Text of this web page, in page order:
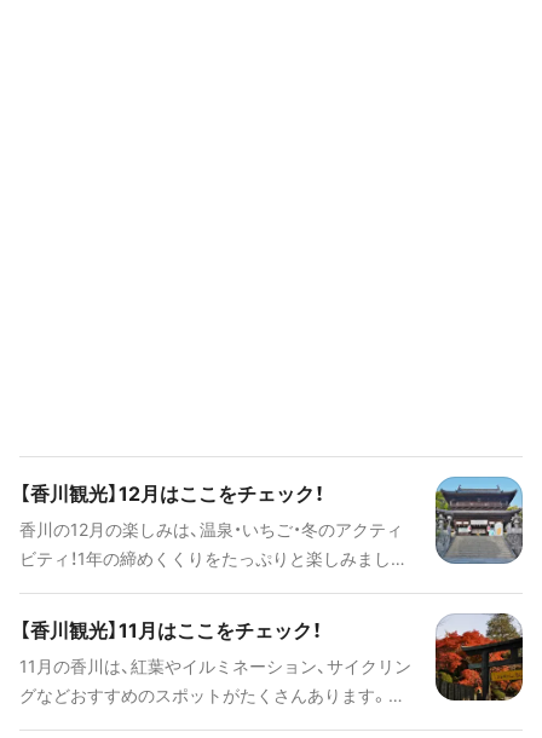
【香川観光】12月はここをチェック！
香川の12月の楽しみは、温泉・いちご・冬のアクティ
ビティ！1年の締めくくりをたっぷりと楽しみましょ
【香川観光】11月はここをチェック！
11月の香川は、紅葉やイルミネーション、サイクリン
グなどおすすめのスポットがたくさんあります。情